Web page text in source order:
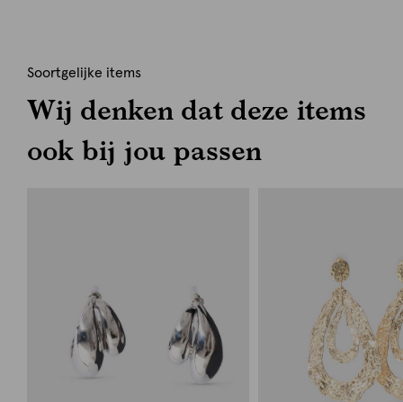
Soortgelijke items
Wij denken dat deze items
ook bij jou passen